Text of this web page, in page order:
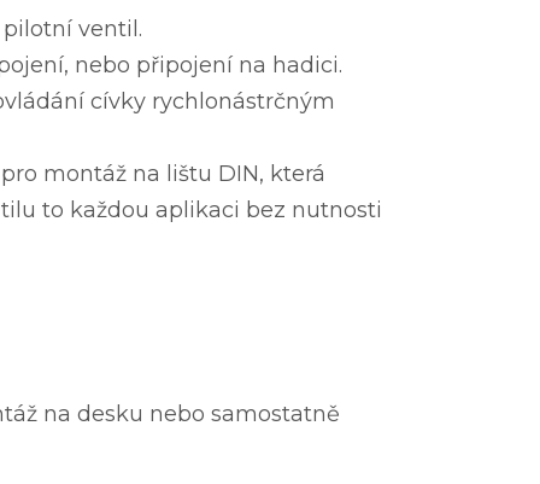
ventil.
nebo připojení na hadici.
cívky rychlonástrčným
montáž na lištu DIN, která
to každou aplikaci bez nutnosti
na desku nebo samostatně